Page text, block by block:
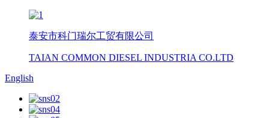
泰安市科门瑞尔工贸有限公司
TAIAN COMMON DIESEL INDUSTRIA CO.LTD
English